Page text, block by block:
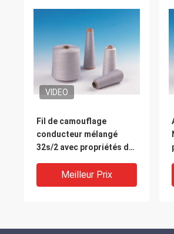
VIDEO
Fil de camouflage
conducteur mélangé
32s/2 avec propriétés de
électromagnétique,
antistatiques et
Meilleur Prix